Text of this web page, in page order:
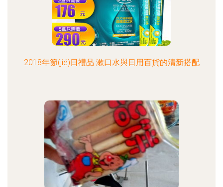
2018年節(jié)日禮品 漱口水與日用百貨的清新搭配